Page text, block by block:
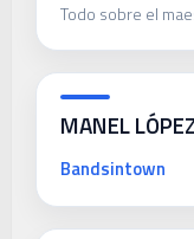
Todo sobre el
MANEL
Bandsintown